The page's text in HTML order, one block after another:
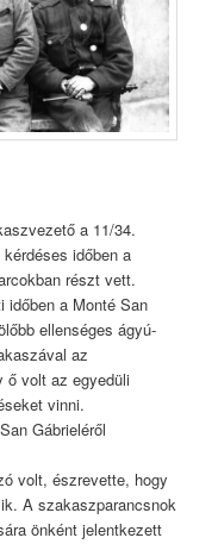
a 11/34.
időben a
részt vett.
időben a Monté San
ellenséges ágyú-
az
ő volt az egyedüli
vinni.
Gábrieléről
volt, észrevette, hogy
A szakaszparancsnok
önként jelentkezett